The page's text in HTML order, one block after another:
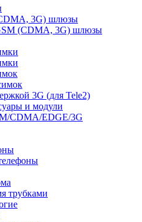
3G) шлюзы
(CDMA, 3G) шлюзы
3G (для Tele2)
и модули
CDMA/EDGE/3G
трубками